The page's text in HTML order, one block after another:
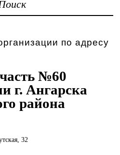
по адресу
№60
г. Ангарска
района
32